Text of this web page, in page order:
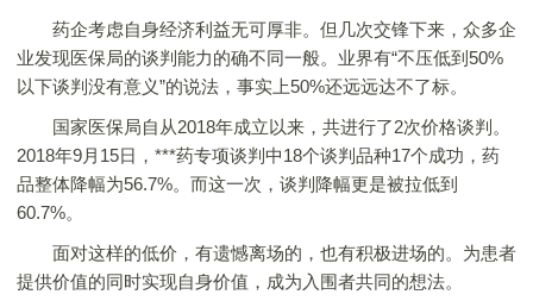
药企考虑自身经济利益无可厚非。但几次交锋下来，众多企
业发现医保局的谈判能力的确不同一般。业界有“不压低到50%
以下谈判没有意义”的说法，事实上50%还远远达不了标。
国家医保局自从2018年成立以来，共进行了2次价格谈判。
2018年9月15日，***药专项谈判中18个谈判品种17个成功，药
品整体降幅为56.7%。而这一次，谈判降幅更是被拉低到
60.7%。
面对这样的低价，有遗憾离场的，也有积极进场的。为患者
提供价值的同时实现自身价值，成为入围者共同的想法。